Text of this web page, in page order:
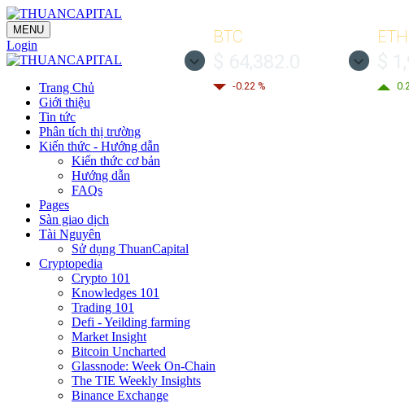
BTC
-0.22 %
ETH
MENU
Login
Trang Chủ
Giới thiệu
Tin tức
Phân tích thị trường
Kiến thức - Hướng dẫn
Kiến thức cơ bản
Hướng dẫn
FAQs
Pages
Sàn giao dịch
Tài Nguyên
Sử dụng ThuanCapital
Cryptopedia
Crypto 101
Knowledges 101
Trading 101
Defi - Yeilding farming
Market Insight
Bitcoin Uncharted
Glassnode: Week On-Chain
The TIE Weekly Insights
Binance Exchange